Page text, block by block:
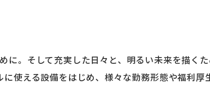
に。そして充実した日々と、明るい未来を描くた
使える設備をはじめ、様々な勤務形態や福利厚